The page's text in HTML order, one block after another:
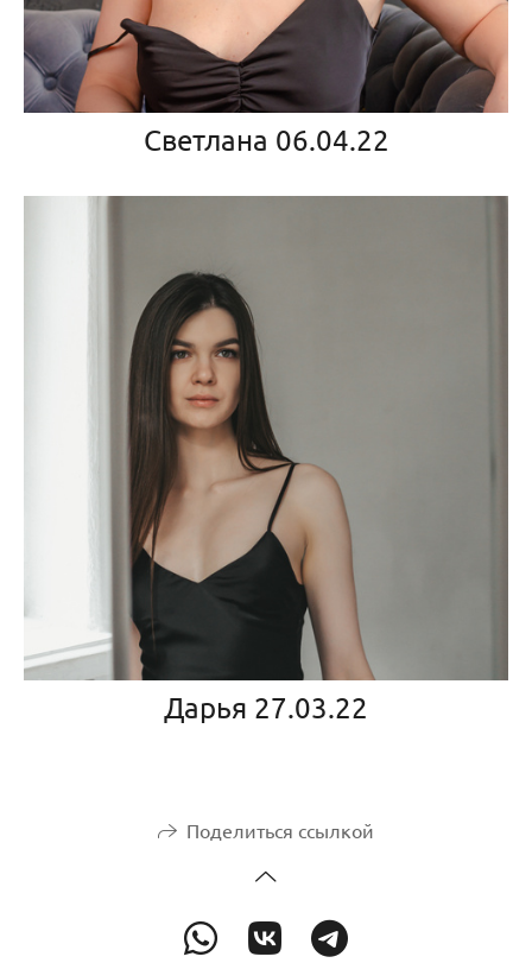
Светлана 06.04.22
Дарья 27.03.22
Поделиться ссылкой